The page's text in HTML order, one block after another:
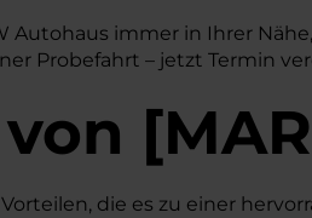
Autohaus immer in Ihrer
Probefahrt – jetzt Termin
von [
die es zu einer